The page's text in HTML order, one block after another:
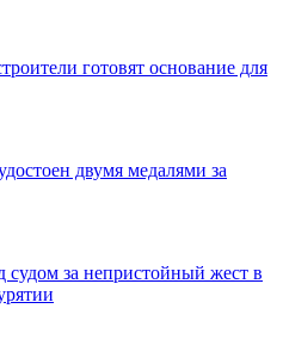
готовят основание для
двумя медалями за
судом за непристойный жест в